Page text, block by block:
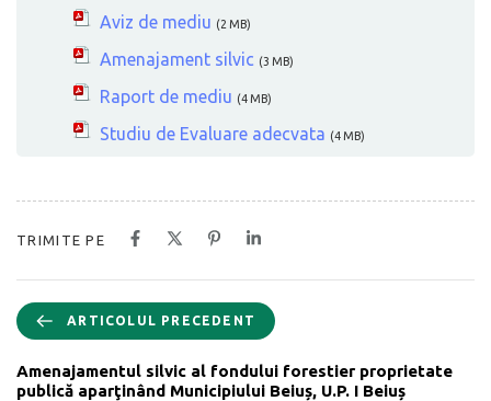
Aviz de mediu (2 MB)
Amenajament silvic (3 MB)
Raport de mediu (4 MB)
Studiu de Evaluare adecvata (4 MB)
TRIMITE PE
ARTICOLUL PRECEDENT
Amenajamentul silvic al fondului forestier proprietate
publică aparţinând Municipiului Beiuș, U.P. I Beiuș